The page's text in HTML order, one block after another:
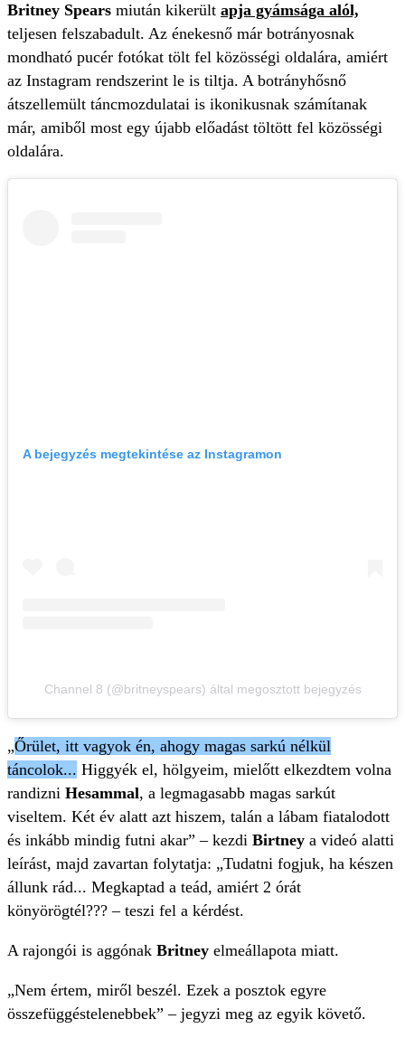
Britney Spears miután kikerült apja gyámsága alól,
teljesen felszabadult. Az énekesnő már botrányosnak
mondható pucér fotókat tölt fel közösségi oldalára, amiért
az Instagram rendszerint le is tiltja. A botrányhősnő
átszellemült táncmozdulatai is ikonikusnak számítanak
már, amiből most egy újabb előadást töltött fel közösségi
oldalára.
A bejegyzés megtekintése az Instagramon
Channel 8 (@britneyspears) által megosztott bejegyzés
„Őrület, itt vagyok én, ahogy magas sarkú nélkül
táncolok... Higgyék el, hölgyeim, mielőtt elkezdtem volna
randizni Hesammal, a legmagasabb magas sarkút
viseltem. Két év alatt azt hiszem, talán a lábam fiatalodott
és inkább mindig futni akar” – kezdi Birtney a videó alatti
leírást, majd zavartan folytatja: „Tudatni fogjuk, ha készen
állunk rád... Megkaptad a teád, amiért 2 órát
könyörögtél??? – teszi fel a kérdést.
A rajongói is aggónak Britney elmeállapota miatt.
„Nem értem, miről beszél. Ezek a posztok egyre
összefüggéstelenebbek” – jegyzi meg az egyik követő.